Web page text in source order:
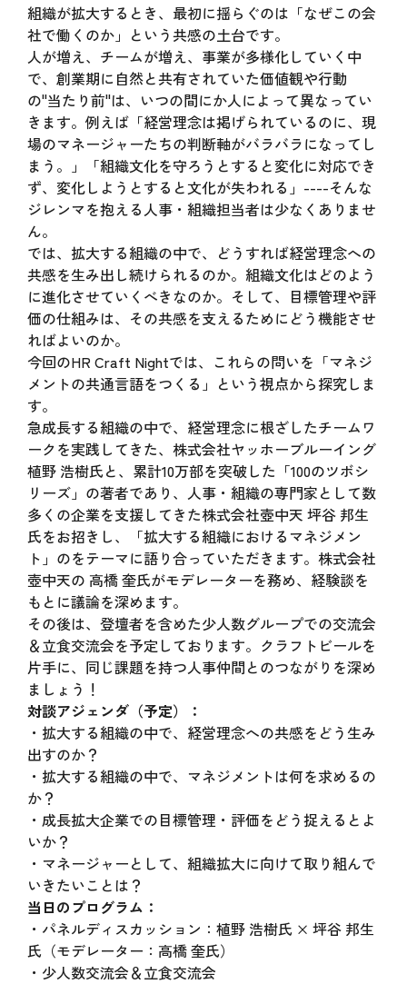
組織が拡大するとき、最初に揺らぐのは「なぜこの会
社で働くのか」という共感の土台です。
人が増え、チームが増え、事業が多様化していく中
で、創業期に自然と共有されていた価値観や行動
の"当たり前"は、いつの間にか人によって異なってい
きます。例えば「経営理念は掲げられているのに、現
場のマネージャーたちの判断軸がバラバラになってし
まう。」「組織文化を守ろうとすると変化に対応でき
ず、変化しようとすると文化が失われる」----そんな
ジレンマを抱える人事・組織担当者は少なくありませ
ん。
では、拡大する組織の中で、どうすれば経営理念への
共感を生み出し続けられるのか。組織文化はどのよう
に進化させていくべきなのか。そして、目標管理や評
価の仕組みは、その共感を支えるためにどう機能させ
ればよいのか。
今回のHR Craft Nightでは、これらの問いを「マネジ
メントの共通言語をつくる」という視点から探究しま
す。
急成長する組織の中で、経営理念に根ざしたチームワ
ークを実践してきた、株式会社ヤッホーブルーイング
植野 浩樹氏と、累計10万部を突破した「100のツボシ
リーズ」の著者であり、人事・組織の専門家として数
多くの企業を支援してきた株式会社壺中天 坪谷 邦生
氏をお招きし、「拡大する組織におけるマネジメン
ト」のをテーマに語り合っていただきます。株式会社
壺中天の 高橋 奎氏がモデレーターを務め、経験談を
もとに議論を深めます。
その後は、登壇者を含めた少人数グループでの交流会
＆立食交流会を予定しております。クラフトビールを
片手に、同じ課題を持つ人事仲間とのつながりを深め
ましょう！
対談アジェンダ（予定）：
・拡大する組織の中で、経営理念への共感をどう生み
出すのか？
・拡大する組織の中で、マネジメントは何を求めるの
か？
・成長拡大企業での目標管理・評価をどう捉えるとよ
いか？
・マネージャーとして、組織拡大に向けて取り組んで
いきたいことは？
当日のプログラム：
・パネルディスカッション：植野 浩樹氏 × 坪谷 邦生
氏（モデレーター：高橋 奎氏）
・少人数交流会＆立食交流会